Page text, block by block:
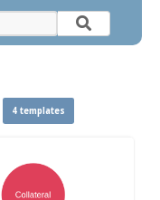
4 templates